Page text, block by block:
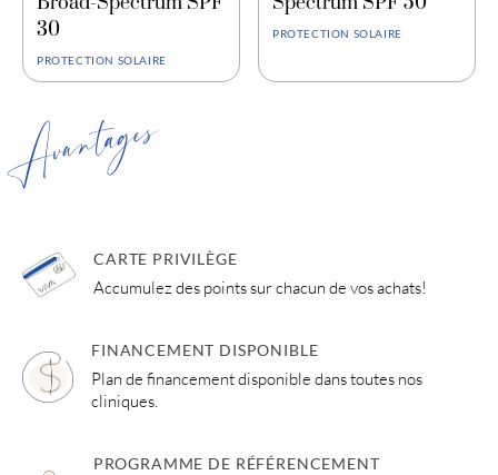
30
PROTECTION SOLAIRE
PROTECTION SOLAIRE
CARTE PRIVILÈGE
Accumulez des points sur chacun de vos achats!
FINANCEMENT DISPONIBLE
Plan de financement disponible dans toutes nos
cliniques.
PROGRAMME DE RÉFÉRENCEMENT